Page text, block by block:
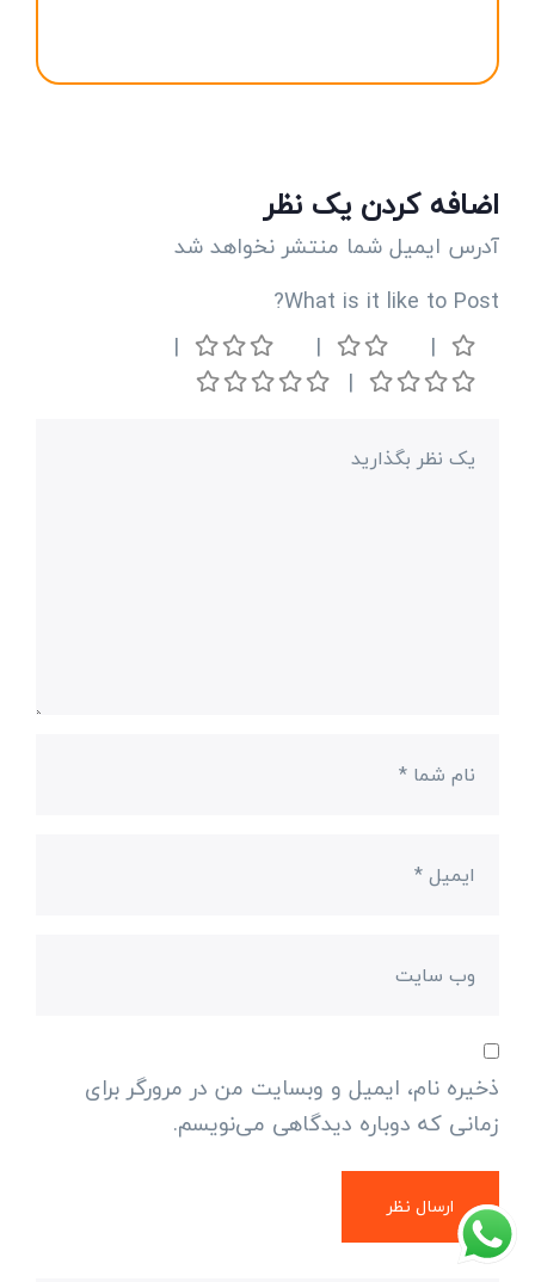
اضافه کردن یک نظر
آدرس ایمیل شما منتشر نخواهد شد
What is it like to Post?
ذخیره نام، ایمیل و وبسایت من در مرورگر برای
زمانی که دوباره دیدگاهی می‌نویسم.